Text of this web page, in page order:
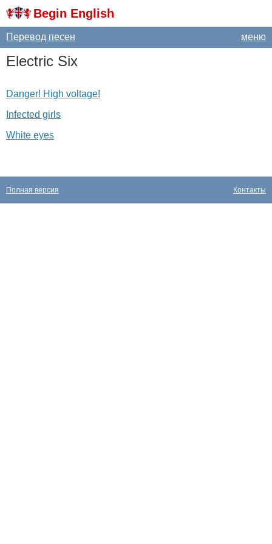
Begin English
меню
Перевод песен
Electric Six
Danger! High voltage!
Infected girls
White eyes
Контакты
Полная версия